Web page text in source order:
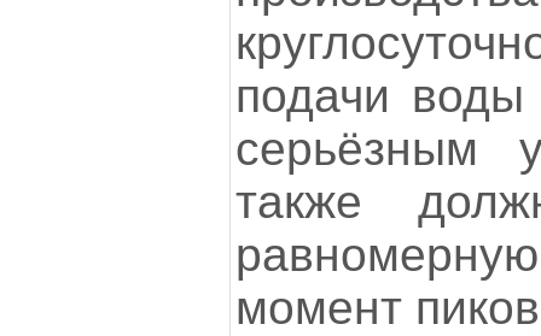
подачи воды
серьёзным
также
момент